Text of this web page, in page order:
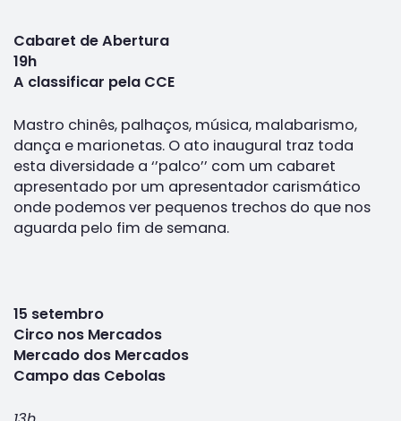
Cabaret de Abertura
19h
A classificar pela CCE
Mastro chinês, palhaços, música, malabarismo,
dança e marionetas. O ato inaugural traz toda
esta diversidade a ‘’palco’’ com um cabaret
apresentado por um apresentador carismático
onde podemos ver pequenos trechos do que nos
aguarda pelo fim de semana.
15 setembro
Circo nos Mercados
Mercado dos Mercados
Campo das Cebolas